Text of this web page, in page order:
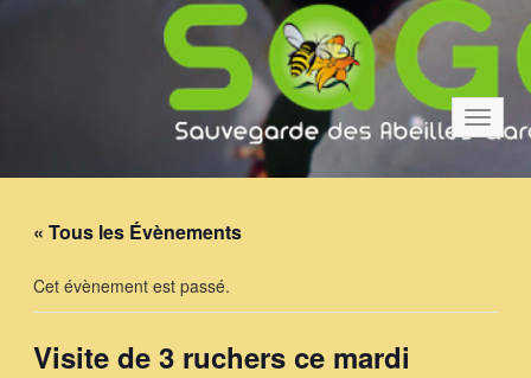
la
« Tous les Évènements
Cet évènement est passé.
Visite de 3 ruchers ce mardi